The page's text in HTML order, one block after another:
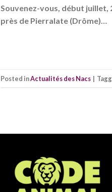
Souvenez-vous, début juillet,
près de Pierralate (Drôme)…
Posted inActualités des Nacs |